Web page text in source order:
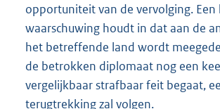
opportuniteit van de vervolging. Een
waarschuwing houdt in dat aan de
het betreffende land wordt
de betrokken diplomaat nog een
vergelijkbaar strafbaar feit begaat,
terugtrekking zal volgen.